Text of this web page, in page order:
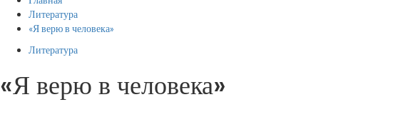
Литература
«Я верю в человека»
Литература
«Я верю в человека»